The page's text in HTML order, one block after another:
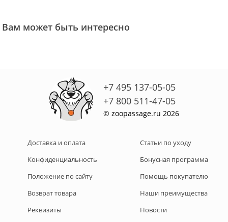
Вам может быть интересно
+7 495 137-05-05
+7 800 511-47-05
© zoopassage.ru 2026
Доставка и оплата
Конфиденциальность
Положение по сайту
Возврат товара
Реквизиты
Статьи по уходу
Бонусная программа
Помощь покупателю
Наши преимущества
Новости